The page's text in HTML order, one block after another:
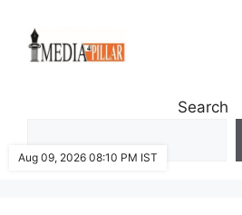
content
Search
Aug 09, 2026 08:10 PM IST